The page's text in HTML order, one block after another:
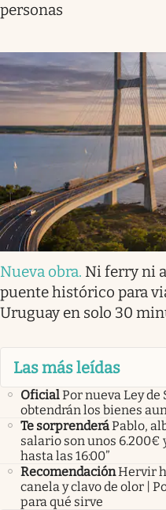
personas
Nueva obra. Ni ferry ni
puente histórico para
Uruguay en solo 30
Las más leídas
OficialPor nueva Ley
obtendrán los bienes
Te sorprenderáPablo,
salario son unos 6.200€
hasta las 16:00”
RecomendaciónHervir
canela y clavo de olor |
para qué sirve